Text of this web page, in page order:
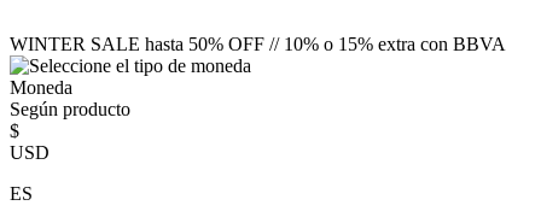
WINTER SALE hasta 50% OFF // 10% o 15% extra con BBVA
Moneda
Según producto
$
USD
ES